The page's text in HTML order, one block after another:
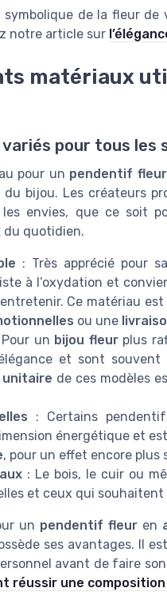
de la fleur de
notre article sur
matériaux
variés pour tous
pour un pendentif
bijou. Les créateurs
envies, que ce soit
du quotidien.
: Très apprécié pour
à l’oxydation et
Ce matériau
ou une
Pour un bijou fleurplus
et sont souvent
de ces modèles
: Certains
énergétique et
, pour un effet encore plus
: Le bois, le cuir ou
et ceux qui souhaitent
un pendentif fleuren
ses avantages. Il
avant de faire
réussir une